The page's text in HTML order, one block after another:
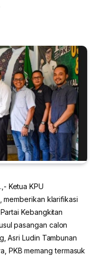
.,- Ketua KPU
memberikan klarifikasi
Kebangkitan
pasangan calon
Asri Ludin Tambunan
PKB memang termasuk